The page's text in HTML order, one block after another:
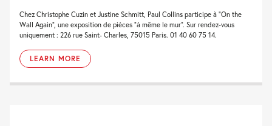
Chez Christophe Cuzin et Justine Schmitt, Paul Collins participe à “On the
Wall Again”, une exposition de pièces “à même le mur”. Sur rendez-vous
uniquement : 226 rue Saint- Charles, 75015 Paris. 01 40 60 75 14.
LEARN MORE